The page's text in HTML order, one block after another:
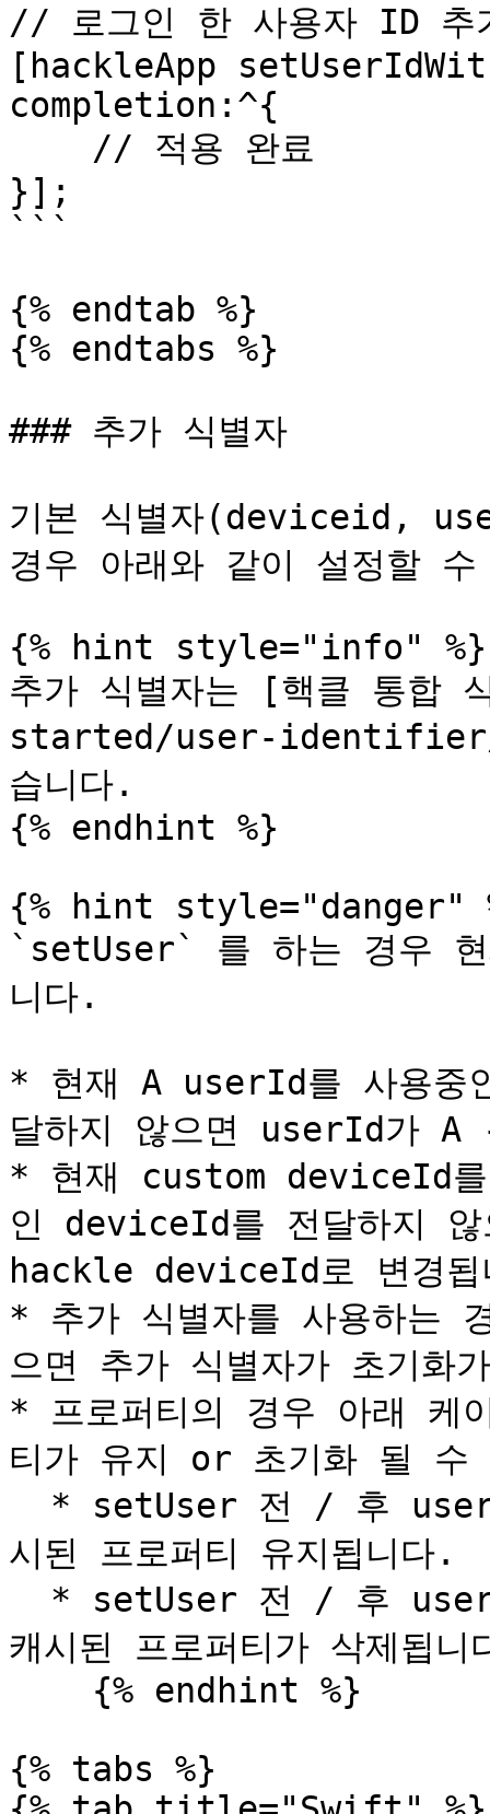
// 로그인 한 사용자 ID 추
[hackleApp
completion:^{
}];
```
{% endtab %}
{% endtabs %}
### 추가 식별자
기본 식별자(deviceid,
경우 아래와 같이 설정할
{% hint style="info" %}
추가 식별자는 [핵클 통
started/user-identifier/
습니다.
{% endhint %}
{% hint style="danger"
`setUser` 를 하는 경우 현
니다.
* 현재 A userId를 사용
달하지 않으면 userId가
* 현재 custom deviceId
인 deviceId를 전달하지
hackle deviceId로 변경됩
* 추가 식별자를 사용하는
으면 추가 식별자가 초기화
* 프로퍼티의 경우 아래 케
티가 유지 or 초기화 될 수
시된 프로퍼티 유지됩니다.
캐시된 프로퍼티가 삭제됩니
{% tabs %}